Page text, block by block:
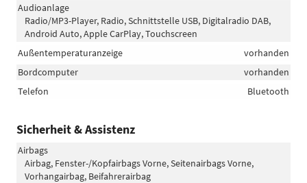
Audioanlage
Radio/MP3-Player, Radio, Schnittstelle USB, Digitalradio DAB,
Android Auto, Apple CarPlay, Touchscreen
Außentemperaturanzeige
vorhanden
Bordcomputer
vorhanden
Telefon
Bluetooth
Sicherheit & Assistenz
Airbags
Airbag, Fenster-/Kopfairbags Vorne, Seitenairbags Vorne,
Vorhangairbag, Beifahrerairbag